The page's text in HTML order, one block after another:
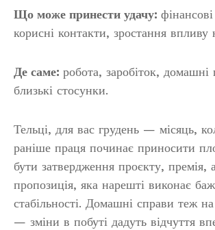
Що може принести удачу:
корисні контакти, зростання впливу
Де саме: робота, заробіток, домашні
близькі стосунки.
Тельці, для вас грудень — місяць,
раніше праця починає приносити
бути затвердження проєкту, премія,
пропозиція, яка нарешті виконає
стабільності. Домашні справи теж
— зміни в побуті дадуть відчуття